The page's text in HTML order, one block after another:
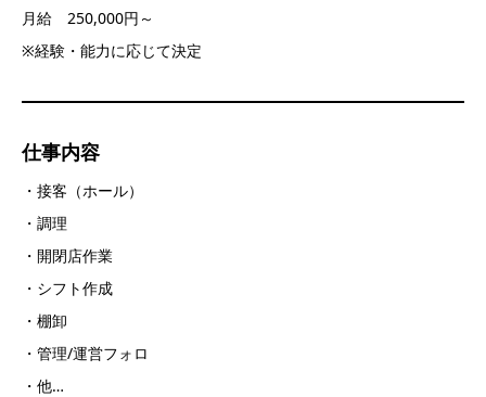
月給 250,000円～
※経験・能力に応じて決定
仕事内容
・接客（ホール）
・調理
・開閉店作業
・シフト作成
・棚卸
・管理/運営フォロ
・他…